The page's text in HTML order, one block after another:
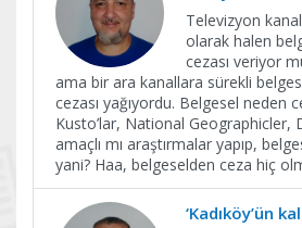
Televizyon
olarak halen
cezası veriyor
ama bir ara kanallara sürekli
cezası yağıyordu. Belgesel neden
Kusto’lar, National Geographicler,
amaçlı mı araştırmalar yapıp,
yani? Haa, belgeselden ceza hiç
‘Kadıköy’ün